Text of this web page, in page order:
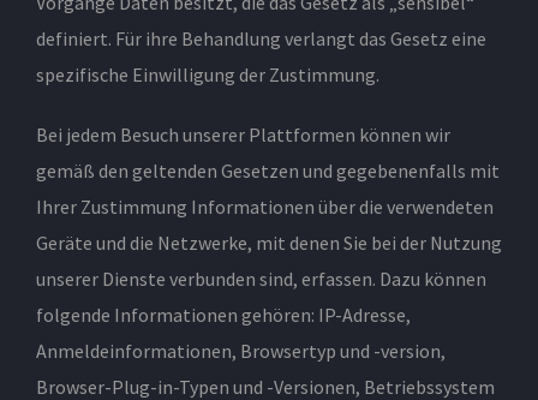
definiert. Für ihre Behandlung verlangt das Gesetz eine
spezifische Einwilligung der Zustimmung.
Bei jedem Besuch unserer Plattformen können wir
gemäß den geltenden Gesetzen und gegebenenfalls mit
Ihrer Zustimmung Informationen über die verwendeten
Geräte und die Netzwerke, mit denen Sie bei der Nutzung
unserer Dienste verbunden sind, erfassen. Dazu können
folgende Informationen gehören: IP-Adresse,
Anmeldeinformationen, Browsertyp und -version,
Browser-Plug-in-Typen und -Versionen, Betriebssystem